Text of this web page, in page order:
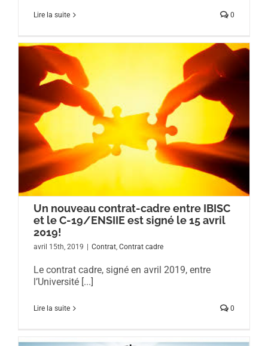
Lire la suite 0
Un nouveau contrat-cadre entre IBISC
et le C-19/ENSIIE est signé le 15 avril
2019!
avril 15th, 2019 Contrat, Contrat cadre
Le contrat cadre, signé en avril 2019, entre
l’Université [...]
Lire la suite 0